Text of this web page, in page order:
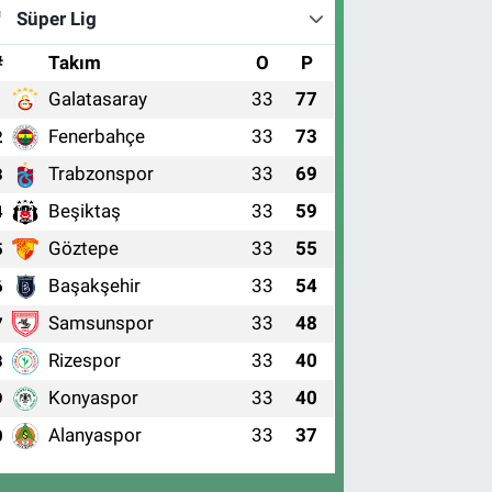
Süper Lig
Takım O P
Galatasaray 33 77
Fenerbahçe 33 73
Trabzonspor 33 69
Beşiktaş 33 59
Göztepe 33 55
Başakşehir 33 54
Samsunspor 33 48
Rizespor 33 40
Konyaspor 33 40
Alanyaspor 33 37